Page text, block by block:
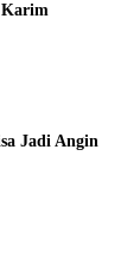
Karim
Jadi Angin